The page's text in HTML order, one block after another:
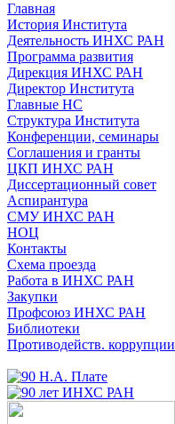
Главная
История Института
Деятельность ИНХС РАН
Программа развития
Дирекция ИНХС РАН
Директор Института
Главные НС
Структура Института
Конференции, семинары
Соглашения и гранты
ЦКП ИНХС РАН
Диссертационный совет
Аспирантура
СМУ ИНХС РАН
НОЦ
Контакты
Схема проезда
Работа в ИНХС РАН
Закупки
Профсоюз ИНХС РАН
Библиотеки
Противодейств. коррупции